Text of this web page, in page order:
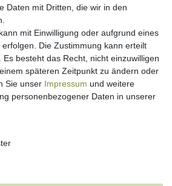
- 18:00
Daten mit Dritten, die wir in den
mit Einwilligung oder aufgrund eines
Die Zustimmung kann erteilt
besteht das Recht, nicht einzuwilligen
späteren Zeitpunkt zu ändern oder
Sie unser Impressum und weitere
personenbezogener Daten in unserer